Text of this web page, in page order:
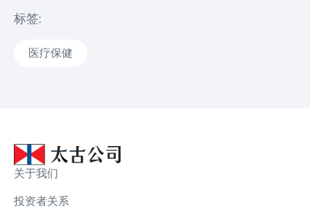
标签:
医疗保健
关于我们
投资者关系